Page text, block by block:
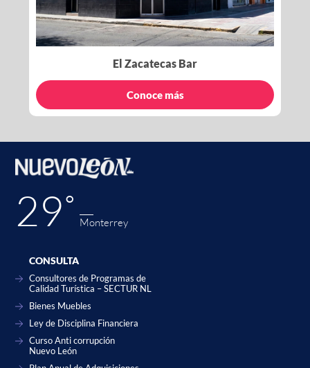
El Zacatecas Bar
Conoce más
29˚ Monterrey
CONSULTA
Consultores de Programas de
Calidad Turística – SECTUR NL
Bienes Muebles
Ley de Disciplina Financiera
Curso Anti corrupción
Nuevo León